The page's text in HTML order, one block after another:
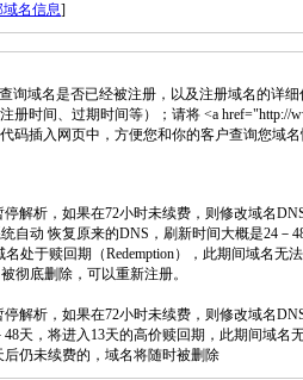
名信息]
询域名是否已经被注册，以及注册域名的详
册时间、过期时间等）；请将 <a href="http://
码插入网页中，方便您和你的客户查询您域
停解析，如果在72小时未续费，则修改域名
自动 恢复原来的DNS，刷新时间大概是24－
名处于赎回期（Redemption），此期间域名无
彻底删除，可以重新注册。
停解析，如果在72小时未续费，则修改域名
48天，将进入13天的高价赎回期，此期间域名
后仍未续费的，域名将随时被删除